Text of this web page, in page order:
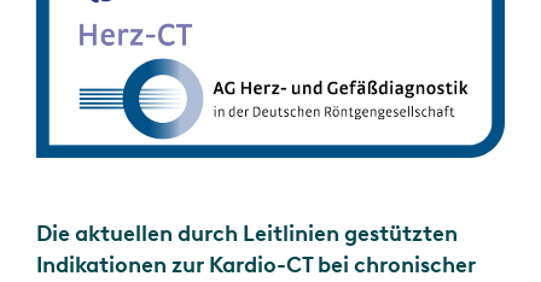
Die aktuellen durch Leitlinien gestützten
Indikationen zur Kardio-CT bei chronischer